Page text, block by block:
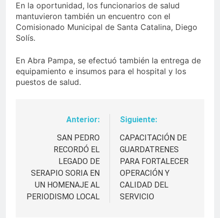
En la oportunidad, los funcionarios de salud
mantuvieron también un encuentro con el
Comisionado Municipal de Santa Catalina, Diego
Solís.
En Abra Pampa, se efectuó también la entrega de
equipamiento e insumos para el hospital y los
puestos de salud.
Navegación
entradas
Anterior:
SAN PEDRO
RECORDÓ EL
LEGADO DE
SERAPIO SORIA EN
UN HOMENAJE AL
PERIODISMO LOCAL
Siguiente:
CAPACITACIÓN DE
GUARDATRENES
PARA FORTALECER
OPERACIÓN Y
CALIDAD DEL
SERVICIO